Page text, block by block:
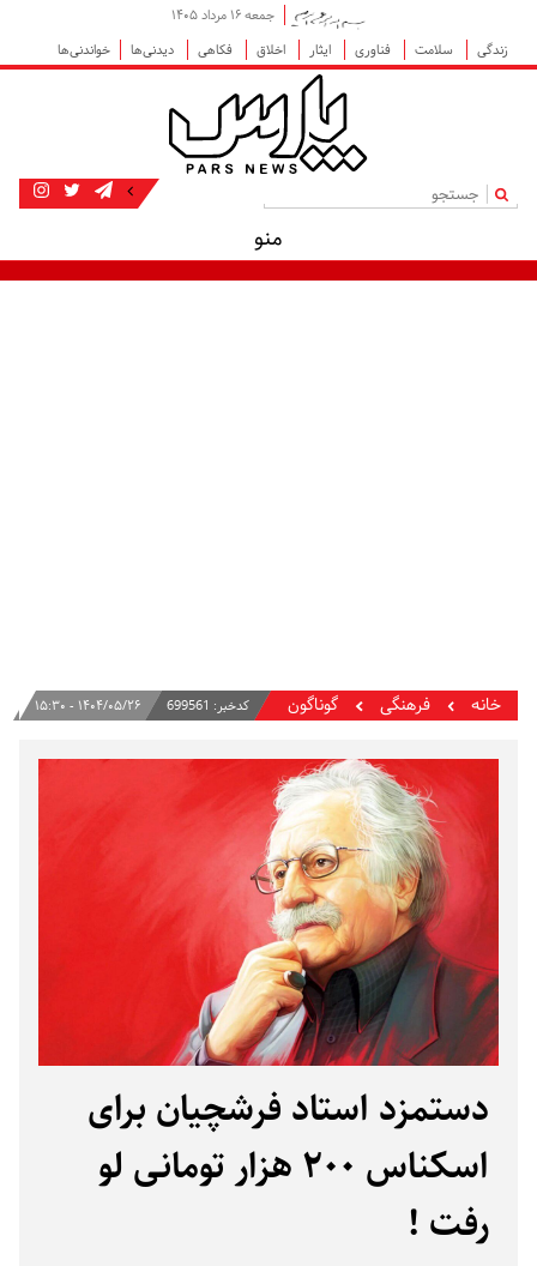
جمعه ۱۶ مرداد ۱۴۰۵
زندگی
سلامت فناوری ایثار اخلاق فکاهی دیدنی‌ها خواندنی‌ها
|
منو
خانه فرهنگی گوناگون کدخبر: 699561 ۱۴۰۴/۰۵/۲۶ - ۱۵:۳۰
دستمزد استاد فرشچیان برای
اسکناس ۲۰۰ هزار تومانی لو
رفت !